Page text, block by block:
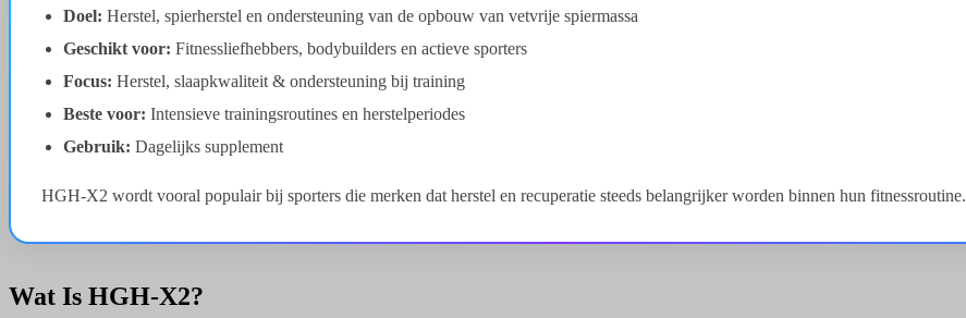
Doel: Herstel, spierherstel en ondersteuning van de opbouw van vetvrije spiermassa
Geschikt voor: Fitnessliefhebbers, bodybuilders en actieve sporters
Focus: Herstel, slaapkwaliteit & ondersteuning bij training
Beste voor: Intensieve trainingsroutines en herstelperiodes
Gebruik: Dagelijks supplement
HGH-X2 wordt vooral populair bij sporters die merken dat herstel en recuperatie steeds belangrijker worden binnen hun fitnessroutine.
Wat Is HGH-X2?